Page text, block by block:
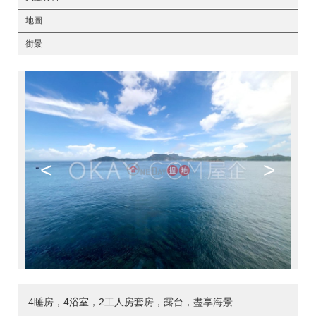
地圖
街景
< >
4睡房，4浴室，2工人房套房，露台，盡享海景